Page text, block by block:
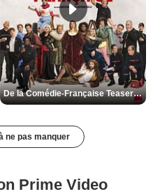
De la Comédie-Française Teaser VF
ne pas manquer
Prime Video